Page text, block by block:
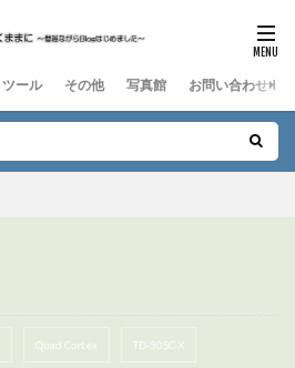
ツール その他 写真館 お問い合わせ
Quad Cortex TD-50SC-X